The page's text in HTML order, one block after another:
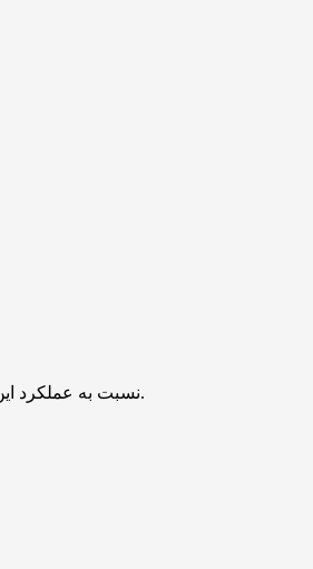
با وجود اینکه سپتامبر معمولاً به عنوان ماهی نزولی برای بازار کریپتو شناخته می‌شود، جامعه شیبا اینو (SHIB) نسبت به عملکرد این ارز دیجیتال در این ماه و ماه‌های بعدی خوش‌بین است.